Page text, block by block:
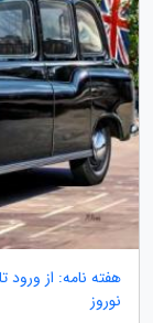
نوروز